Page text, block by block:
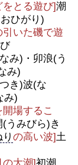
とる遊び]潮
ひがり)
いた磯で遊
み)・卯浪(う
み)
き)波(な
み)
開場するこ
(うみびら)き
り の高い波]土